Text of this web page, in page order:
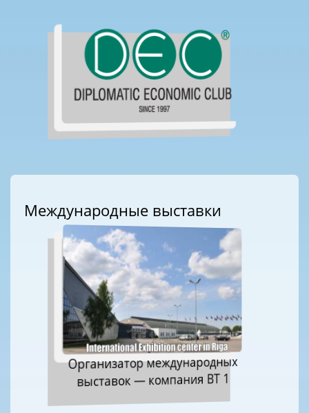
Международные выставки
Организатор международных
выставок — компания ВТ 1